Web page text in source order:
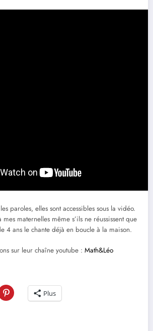
paroles, elles sont accessibles sous la vidéo.
maternelles même s’ils ne réussissent que
4 ans le chante déjà en boucle à la maison.
sur leur chaîne youtube : Math&Léo
Plus